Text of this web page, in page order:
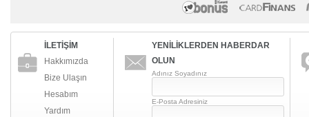
İLETİŞİM
Hakkımızda
Bize Ulaşın
Hesabım
Yardım
YENİLİKLERDEN HABERDAR
OLUN
Adınız Soyadınız
E-Posta Adresiniz